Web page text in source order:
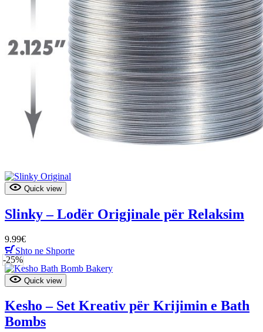
Quick view
Slinky – Lodër Origjinale për Relaksim
9.99€
Shto ne Shporte
-25%
Quick view
Kesho – Set Kreativ për Krijimin e Bath
Bombs